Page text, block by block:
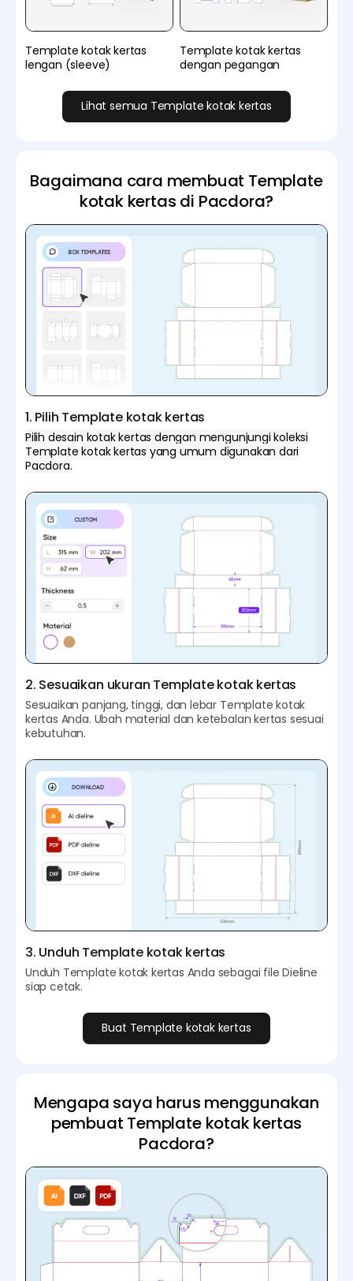
Template kotak kertas
lengan (sleeve)
Template kotak kertas
dengan pegangan
Lihat semua Template kotak kertas
Bagaimana cara membuat Template
kotak kertas di Pacdora?
1. Pilih Template kotak kertas
Pilih desain kotak kertas dengan mengunjungi koleksi
Template kotak kertas yang umum digunakan dari
Pacdora.
2. Sesuaikan ukuran Template kotak kertas
Sesuaikan panjang, tinggi, dan lebar Template kotak
kertas Anda. Ubah material dan ketebalan kertas sesuai
kebutuhan.
3. Unduh Template kotak kertas
Unduh Template kotak kertas Anda sebagai file Dieline
siap cetak.
Buat Template kotak kertas
Mengapa saya harus menggunakan
pembuat Template kotak kertas
Pacdora?